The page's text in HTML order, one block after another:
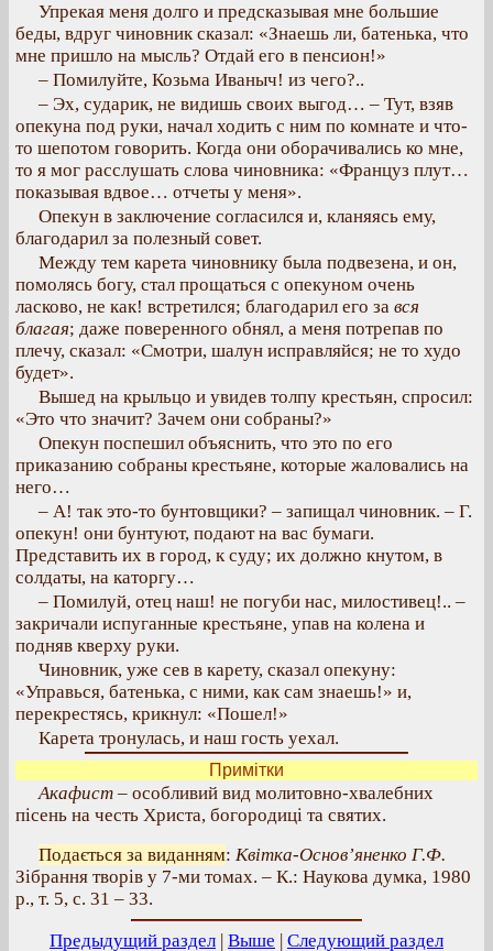
Упрекая меня долго и предсказывая мне большие
беды, вдруг чиновник сказал: «Знаешь ли, батенька, что
мне пришло на мысль? Отдай его в пенсион!»
– Помилуйте, Козьма Иваныч! из чего?..
– Эх, сударик, не видишь своих выгод… – Тут, взяв
опекуна под руки, начал ходить с ним по комнате и что-
то шепотом говорить. Когда они оборачивались ко мне,
то я мог расслушать слова чиновника: «Француз плут…
показывая вдвое… отчеты у меня».
Опекун в заключение согласился и, кланяясь ему,
благодарил за полезный совет.
Между тем карета чиновнику была подвезена, и он,
помолясь богу, стал прощаться с опекуном очень
ласково, не как! встретился; благодарил его за вся
благая; даже поверенного обнял, а меня потрепав по
плечу, сказал: «Смотри, шалун исправляйся; не то худо
будет».
Вышед на крыльцо и увидев толпу крестьян, спросил:
«Это что значит? Зачем они собраны?»
Опекун поспешил объяснить, что это по его
приказанию собраны крестьяне, которые жаловались на
него…
– А! так это-то бунтовщики? – запищал чиновник. – Г.
опекун! они бунтуют, подают на вас бумаги.
Представить их в город, к суду; их должно кнутом, в
солдаты, на каторгу…
– Помилуй, отец наш! не погуби нас, милостивец!.. –
закричали испуганные крестьяне, упав на колена и
подняв кверху руки.
Чиновник, уже сев в карету, сказал опекуну:
«Управься, батенька, с ними, как сам знаешь!» и,
перекрестясь, крикнул: «Пошел!»
Карета тронулась, и наш гость уехал.
Примітки
Акафист – особливий вид молитовно-хвалебних
пісень на честь Христа, богородиці та святих.
Подається за виданням: Квітка-Основ’яненко Г.Ф.
Зібрання творів у 7-ми томах. – К.: Наукова думка, 1980
р., т. 5, с. 31 – 33.
Предыдущий раздел | Выше | Следующий раздел